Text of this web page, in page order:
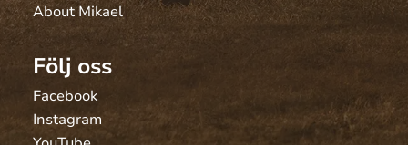
About Mikael
Följ oss
Facebook
Instagram